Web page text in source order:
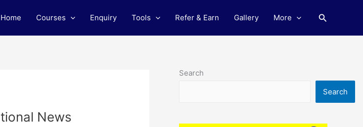
Home Courses Enquiry Tools Refer & Earn Gallery More Search
News
Search
Search